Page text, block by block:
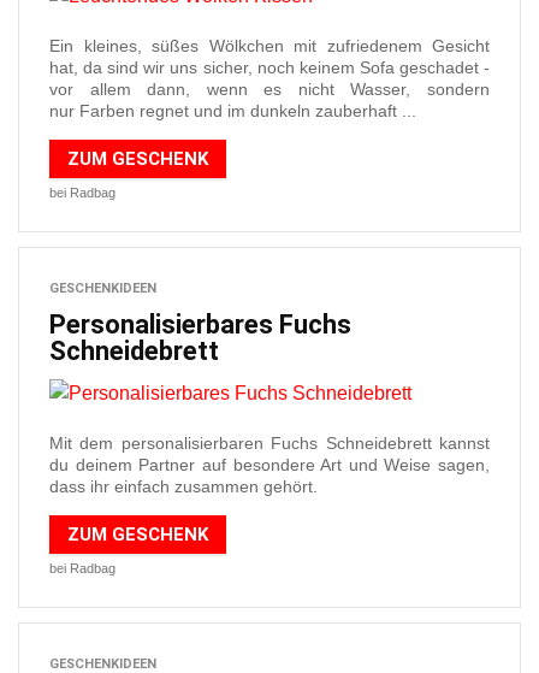
Ein kleines, süßes Wölkchen mit zufriedenem Gesicht
hat, da sind wir uns sicher, noch keinem Sofa geschadet -
vor allem dann, wenn es nicht Wasser, sondern
nur Farben regnet und im dunkeln zauberhaft ...
ZUM GESCHENK
bei Radbag
GESCHENKIDEEN
Personalisierbares Fuchs
Schneidebrett
Mit dem personalisierbaren Fuchs Schneidebrett kannst
du deinem Partner auf besondere Art und Weise sagen,
dass ihr einfach zusammen gehört.
ZUM GESCHENK
bei Radbag
GESCHENKIDEEN